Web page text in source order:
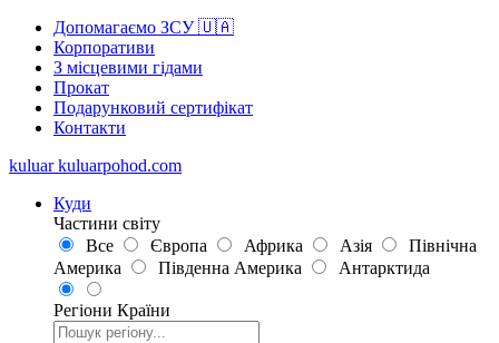
Допомагаємо ЗСУ 🇺🇦
Корпоративи
З місцевими гідами
Прокат
Подарунковий сертифікат
Контакти
kuluar kuluarpohod.com
Куди
Частини світу
Все
Європа Африка Азія
Північна
Америка
Південна Америка Антарктида
Регіони Країни